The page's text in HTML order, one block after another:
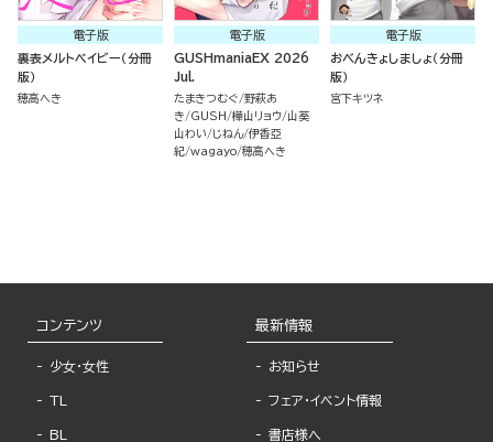
電子版
裏表メルトベイビー（分冊
版）
穂高へき
電子版
GUSHmaniaEX 2026
Jul.
たまきつむぐ 野萩あ
き
GUSH 樺山リョウ 山葵
山わい
じねん 伊香亞
紀 wagayo 穂高へき
電子版
おべんきょしましょ（分冊
版）
宮下キツネ
コンテンツ
少女・女性
TL
BL
最新情報
お知らせ
フェア・イベント情報
書店様へ